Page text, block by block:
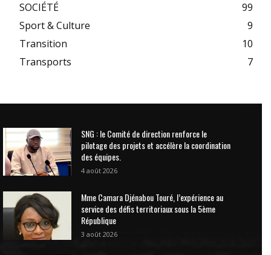
SOCIÉTÉ
99
Sport & Culture
9
Transition
10
Transports
7
SNG : le Comité de direction renforce le
pilotage des projets et accélère la coordination
des équipes.
4 août 2026
Mme Camara Djénabou Touré, l’expérience au
service des défis territoriaux sous la 5ème
République
3 août 2026